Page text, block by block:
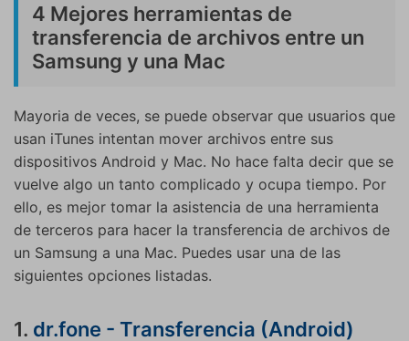
4 Mejores herramientas de
transferencia de archivos entre un
Samsung y una Mac
Mayoria de veces, se puede observar que usuarios que
usan iTunes intentan mover archivos entre sus
dispositivos Android y Mac. No hace falta decir que se
vuelve algo un tanto complicado y ocupa tiempo. Por
ello, es mejor tomar la asistencia de una herramienta
de terceros para hacer la transferencia de archivos de
un Samsung a una Mac. Puedes usar una de las
siguientes opciones listadas.
1. dr.fone - Transferencia (Android)